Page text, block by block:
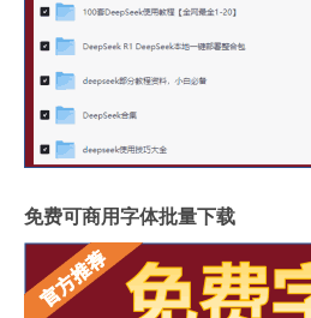
免费可商用字体批量下载